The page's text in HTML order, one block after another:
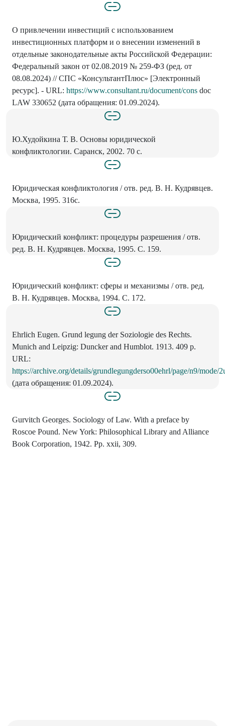
О привлечении инвестиций с использованием
инвестиционных платформ и о внесении изменений в
отдельные законодательные акты Российской Федерации:
Федеральный закон от 02.08.2019 № 259-ФЗ (ред. от
08.08.2024) // СПС «КонсультантПлюс» [Электронный
ресурс]. - URL: https://www.consultant.ru/document/cons doc
LAW 330652 (дата обращения: 01.09.2024).
Ю.Худойкина Т. В. Основы юридической
конфликтологии. Саранск, 2002. 70 с.
Юридическая конфликтология / отв. ред. В. Н. Кудрявцев.
Москва, 1995. 316с.
Юридический конфликт: процедуры разрешения / отв.
ред. В. Н. Кудрявцев. Москва, 1995. С. 159.
Юридический конфликт: сферы и механизмы / отв. ред.
В. Н. Кудрявцев. Москва, 1994. С. 172.
Ehrlich Eugen. Grund legung der Soziologie des Rechts.
Munich and Leipzig: Duncker and Humblot. 1913. 409 p.
URL:
https://archive.org/details/grundlegungderso00ehrl/page/n9/mode/
(дата обращения: 01.09.2024).
Gurvitch Georges. Sociology of Law. With a preface by
Roscoe Pound. New York: Philosophical Library and Alliance
Book Corporation, 1942. Pp. xxii, 309.